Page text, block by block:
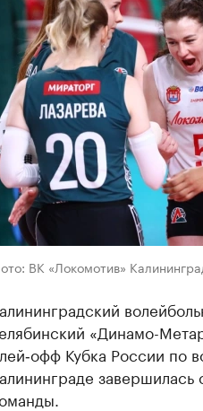
ВК «Локомотив»
«Динамо-
Кубка России по